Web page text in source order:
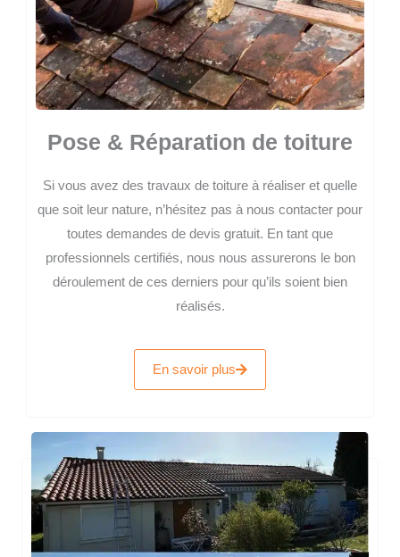
Pose & Réparation de toiture
Si vous avez des travaux de toiture à réaliser et quelle
que soit leur nature, n’hésitez pas à nous contacter pour
toutes demandes de devis gratuit. En tant que
professionnels certifiés, nous nous assurerons le bon
déroulement de ces derniers pour qu’ils soient bien
réalisés.
En savoir plus